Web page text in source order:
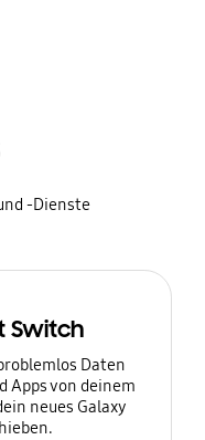
-Dienste
Switch
Daten
Apps von deinem
neues Galaxy